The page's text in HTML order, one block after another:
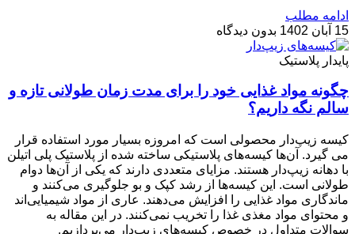
ادامه مطلب
15 آبان 1402
بدون دیدگاه
پایدار پلاستیک
چگونه مواد غذایی خود را برای مدت زمان طولانی تازه و
سالم نگه داریم؟
کیسه زیپ‌دار محصولی است که امروزه بسیار مورد استفاده قرار
می گیرد. آن‌ها کیسه‌های پلاستیکی ساخته شده از پلاستیک پلی اتیلن
با دهانه زیپ‌دار هستند. مزایای متعددی دارند که یکی از آن‌ها دوام
طولانی است. این کیسه‌ها از رشد کپک و بو جلوگیری می‌کنند و
ماندگاری مواد غذایی را افزایش می‌دهند. عاری از مواد شیمیایی‌اند
و محتوای مواد مغذی غذا را تخریب نمی‌کنند. در این مقاله به
سوالات متداول در خصوص کیسه‌های زیپ‌دار می‌پردازیم.